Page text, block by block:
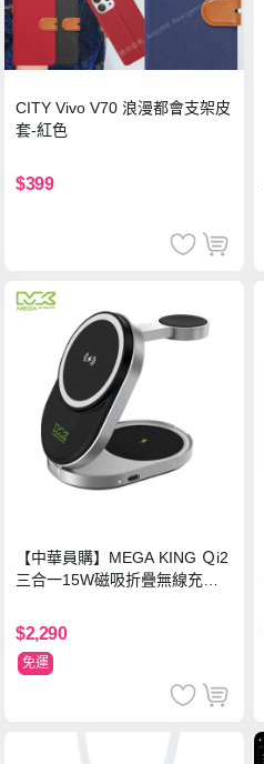
CITY Vivo V70 浪漫都會支架皮
套-紅色
$399
【中華員購】MEGA KING Ｑi2
三合一15W磁吸折疊無線充電
$2,290
免運